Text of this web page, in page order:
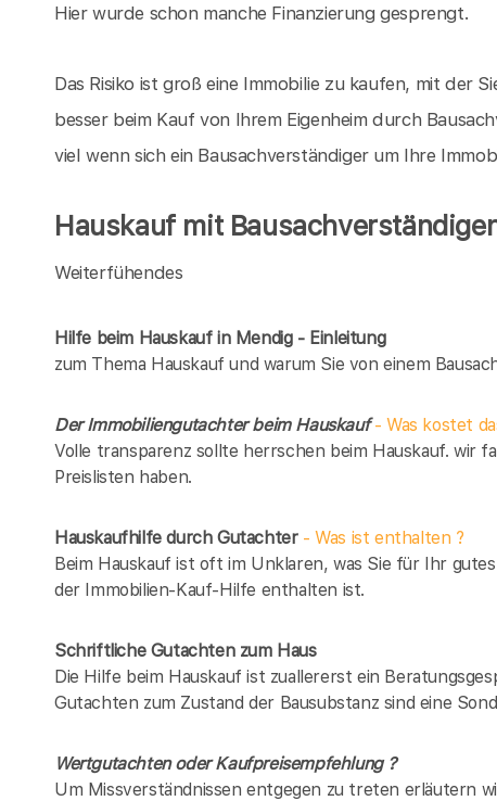
Hier wurde schon manche Finanzierung gesprengt.
Das Risiko ist groß eine Immobilie zu kaufen, mit der
besser beim Kauf von Ihrem Eigenheim durch
viel wenn sich ein Bausachverständiger um Ihre
Hauskauf mit
Weiterfühendes
Hilfe beim Hauskauf in Mendig - Einleitung
zum Thema Hauskauf und warum Sie von einem
Der Immobiliengutachter beim Hauskauf- Was kostet
Volle transparenz sollte herrschen beim Hauskauf. wir
Preislisten haben.
Hauskaufhilfe durch Gutachter- Was ist enthalten ?
Beim Hauskauf ist oft im Unklaren, was Sie für Ihr
der Immobilien-Kauf-Hilfe enthalten ist.
Schriftliche Gutachten zum Haus
Die Hilfe beim Hauskauf ist zuallererst ein
Gutachten zum Zustand der Bausubstanz sind eine
Wertgutachten oder Kaufpreisempfehlung ?
Um Missverständnissen entgegen zu treten erläutern